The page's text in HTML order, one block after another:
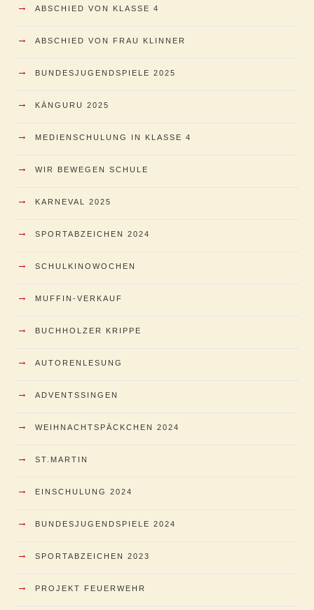
→ ABSCHIED VON KLASSE 4
→ ABSCHIED VON FRAU KLINNER
→ BUNDESJUGENDSPIELE 2025
→ KÄNGURU 2025
→ MEDIENSCHULUNG IN KLASSE 4
→ WIR BEWEGEN SCHULE
→ KARNEVAL 2025
→ SPORTABZEICHEN 2024
→ SCHULKINOWOCHEN
→ MUFFIN-VERKAUF
→ BUCHHOLZER KRIPPE
→ AUTORENLESUNG
→ ADVENTSSINGEN
→ WEIHNACHTSPÄCKCHEN 2024
→ ST.MARTIN
→ EINSCHULUNG 2024
→ BUNDESJUGENDSPIELE 2024
→ SPORTABZEICHEN 2023
→ PROJEKT FEUERWEHR